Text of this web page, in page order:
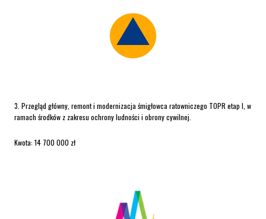
3. Przegląd główny, remont i modernizacja śmigłowca ratowniczego TOPR etap I, w
ramach środków z zakresu ochrony ludności i obrony cywilnej.
Kwota: 14 700 000 zł